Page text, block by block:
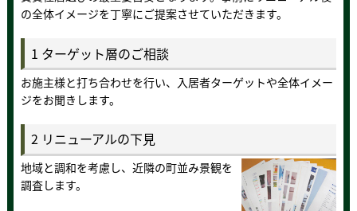
の全体イメージを丁寧にご提案させていただきます。
1 ターゲット層のご相談
お施主様と打ち合わせを行い、入居者ターゲットや全体イメー
ジをお聞きします。
2 リニューアルの下見
地域と調和を考慮し、近隣の町並み景観を
調査します。